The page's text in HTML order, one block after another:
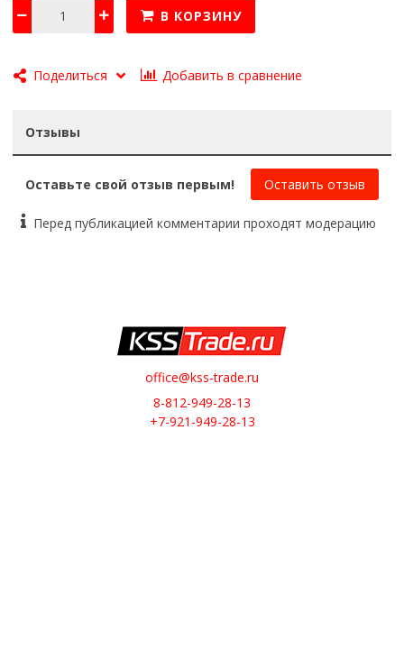
В КОРЗИНУ
Поделиться Добавить в сравнение
Отзывы
Оставьте свой отзыв первым! Оставить отзыв
Перед публикацией комментарии проходят модерацию
office@kss-trade.ru
8-812-949-28-13
+7-921-949-28-13